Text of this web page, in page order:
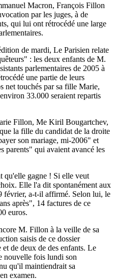
Macron, François Fillon
par les juges, à de
qui lui ont rétrocédé une large
de mardi, Le Parisien relate
: les deux enfants de M.
parlementaires de 2005 à
une partie de leurs
net touchés par sa fille Marie,
33.000 seraient repartis
Fillon, Me Kiril Bougartchev,
la fille du candidat de la droite
son mariage, mi-2006" et
parents" qui avaient avancé les
qu'elle gagne ! Si elle veut
Elle l'a dit spontanément aux
février, a-t-il affirmé. Selon lui, le
après", 14 factures de ce
euros.
M. Fillon à la veille de sa
saisis de ce dossier
de deux de des enfants. Le
nouvelle fois lundi son
qu'il maintiendrait sa
examen.